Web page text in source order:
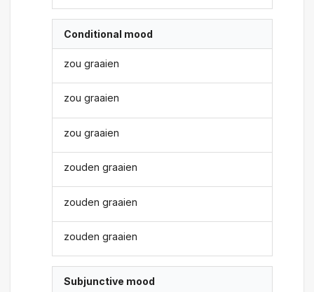
Conditional mood
zou graaien
zou graaien
zou graaien
zouden graaien
zouden graaien
zouden graaien
Subjunctive mood